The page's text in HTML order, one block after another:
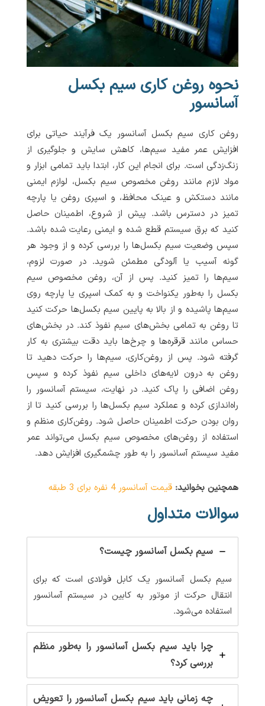
نحوه روغن کاری سیم بکسل
آسانسور
روغن کاری سیم بکسل آسانسور یک فرآیند حیاتی برای
افزایش عمر مفید سیم‌ها، کاهش سایش و جلوگیری از
زنگ‌زدگی است. برای انجام این کار، ابتدا باید تمامی ابزار و
مواد لازم مانند روغن مخصوص سیم بکسل، لوازم ایمنی
مانند دستکش و عینک محافظ، و اسپری روغن یا پارچه
تمیز در دسترس باشد. پیش از شروع، اطمینان حاصل
کنید که برق سیستم قطع شده و ایمنی رعایت شده باشد.
سپس وضعیت سیم بکسل‌ها را بررسی کرده و از وجود هر
گونه آسیب یا آلودگی مطمئن شوید. در صورت لزوم،
سیم‌ها را تمیز کنید. پس از آن، روغن مخصوص سیم
بکسل را به‌طور یکنواخت و به کمک اسپری یا پارچه روی
سیم‌ها پاشیده و از بالا به پایین سیم بکسل‌ها حرکت کنید
تا روغن به تمامی بخش‌های سیم نفوذ کند. در بخش‌های
حساس مانند قرقره‌ها و چرخ‌ها باید دقت بیشتری به کار
گرفته شود. پس از روغن‌کاری، سیم‌ها را حرکت دهید تا
روغن به درون لایه‌های داخلی سیم نفوذ کرده و سپس
روغن اضافی را پاک کنید. در نهایت، سیستم آسانسور را
راه‌اندازی کرده و عملکرد سیم بکسل‌ها را بررسی کنید تا از
روان بودن حرکت اطمینان حاصل شود. روغن‌کاری منظم و
استفاده از روغن‌های مخصوص سیم بکسل می‌تواند عمر
مفید سیستم آسانسور را به طور چشمگیری افزایش دهد.
همچنین بخوانید: قیمت آسانسور 4 نفره برای 3 طبقه
سوالات متداول
سیم بکسل آسانسور چیست؟
سیم بکسل آسانسور یک کابل فولادی است که برای
انتقال حرکت از موتور به کابین در سیستم آسانسور
استفاده می‌شود.
چرا باید سیم بکسل آسانسور را به‌طور منظم
بررسی کرد؟
چه زمانی باید سیم بکسل آسانسور را تعویض